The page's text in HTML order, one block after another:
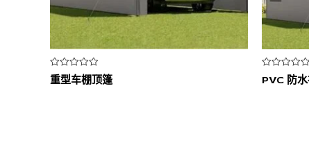
评
分
重型车棚顶篷
分
PVC 防